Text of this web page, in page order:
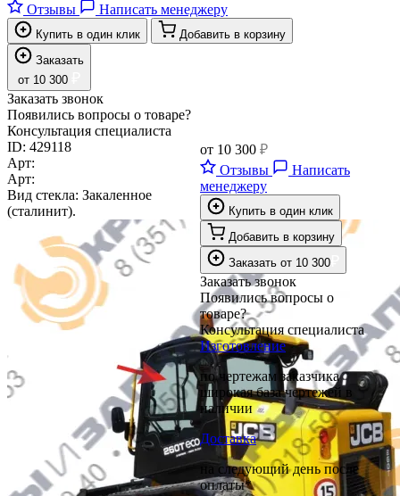
Отзывы
Написать менеджеру
Купить в один клик
Добавить в корзину
Заказать
от 10 300
Заказать звонок
Появились вопросы о товаре?
Консультация специалиста
ID: 429118
Арт:
Арт:
Вид стекла: Закаленное
(сталинит).
от 10 300 ₽
Отзывы
Написать
менеджеру
Купить в один клик
Добавить в корзину
Заказать от 10 300
Заказать звонок
Появились вопросы о
товаре?
Консультация специалиста
Изготовление
по чертежам заказчика
широкая база чертежей в
наличии
Доставка
на следующий день после
оплаты*